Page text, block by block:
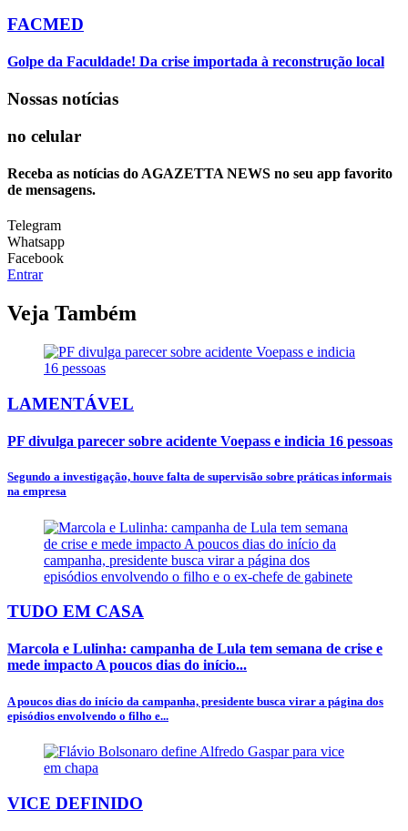
FACMED
Golpe da Faculdade! Da crise importada à reconstrução local
Nossas notícias
no celular
Receba as notícias do AGAZETTA NEWS no seu app favorito
de mensagens.
Telegram
Whatsapp
Facebook
Entrar
Veja Também
LAMENTÁVEL
PF divulga parecer sobre acidente Voepass e indicia 16 pessoas
Segundo a investigação, houve falta de supervisão sobre práticas informais
na empresa
TUDO EM CASA
Marcola e Lulinha: campanha de Lula tem semana de crise e
mede impacto A poucos dias do início...
A poucos dias do início da campanha, presidente busca virar a página dos
episódios envolvendo o filho e...
VICE DEFINIDO